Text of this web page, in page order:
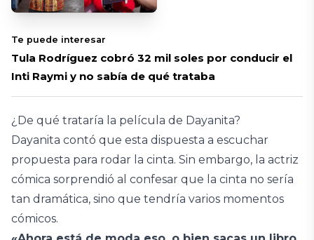
Te puede interesar
Tula Rodríguez cobró 32 mil soles por conducir el
Inti Raymi y no sabía de qué trataba
¿De qué trataría la película de Dayanita?
Dayanita contó que esta dispuesta a escuchar
propuesta para rodar la cinta. Sin embargo, la actriz
cómica sorprendió al confesar que la cinta no sería
tan dramática, sino que tendría varios momentos
cómicos.